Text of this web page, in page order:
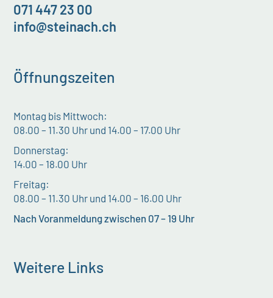
071 447 23 00
info@steinach.ch
Öffnungszeiten
Montag bis Mittwoch:
08.00 – 11.30 Uhr und 14.00 – 17.00 Uhr
Donnerstag:
14.00 – 18.00 Uhr
Freitag:
08.00 – 11.30 Uhr und 14.00 – 16.00 Uhr
Nach Voranmeldung zwischen 07 – 19 Uhr
Weitere Links